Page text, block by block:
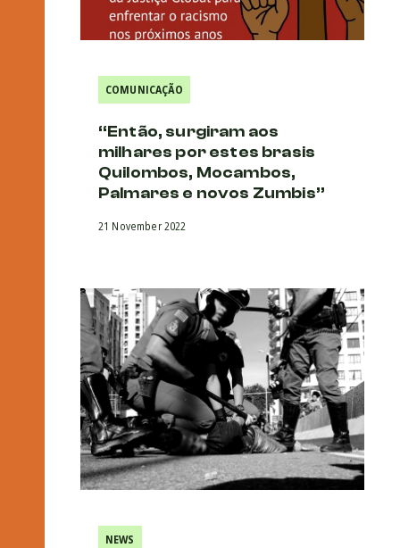
COMUNICAÇÃO
“Então, surgiram aos
milhares por estes brasis
Quilombos, Mocambos,
Palmares e novos Zumbis”
21 November 2022
NEWS